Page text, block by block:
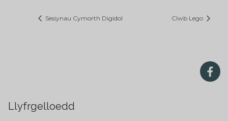
Sesiynau Cymorth Digidol Clwb Lego
Llyfrgelloedd